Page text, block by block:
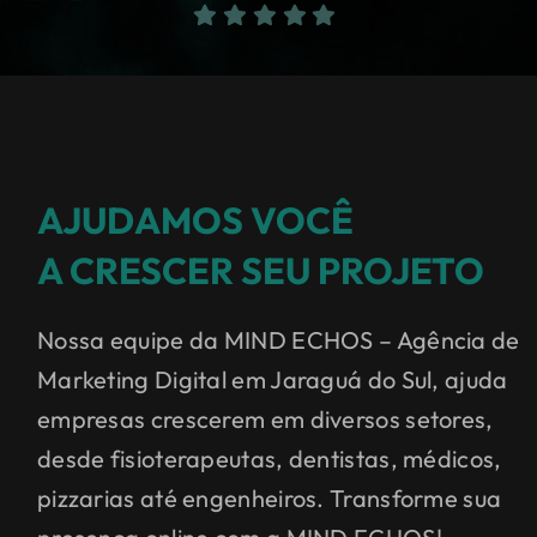
AJUDAMOS VOCÊ
A CRESCER SEU PROJETO
Nossa equipe da MIND ECHOS – Agência de
Marketing Digital em Jaraguá do Sul, ajuda
empresas crescerem em diversos setores,
desde fisioterapeutas, dentistas, médicos,
pizzarias até engenheiros. Transforme sua